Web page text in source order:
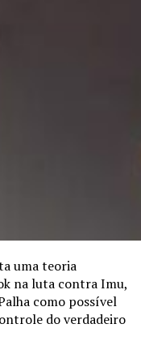
uma teoria
na luta contra Imu,
como possível
do verdadeiro